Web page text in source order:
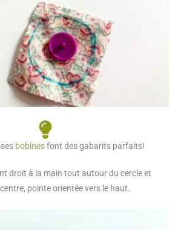
bobinesfont des gabarits parfaits!
droit à la main tout autour du cercle et
pointe orientée vers le haut.